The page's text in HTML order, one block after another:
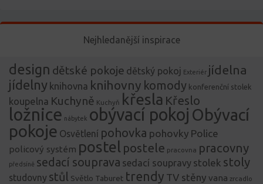
Nejhledanější inspirace
design dětské pokoje dětský pokoj Exteriér jídelna
jídelny knihovna knihovny komody konferenční stolek
koupelna Kuchyně Kuchyň křesla Křeslo
ložnice nábytek obývací pokoj Obývací
pokoje Osvětlení pohovka pohovky Police
policový systém postel postele pracovna pracovny
předsíně sedací souprava sedací soupravy stolek stoly
studovny stůl Světlo Taburet trendy TV stěny vana zrcadlo